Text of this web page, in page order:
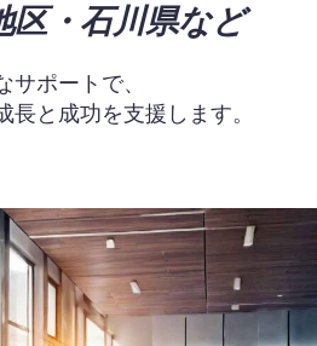
区・石川県など
ポートで、
と成功を支援します。